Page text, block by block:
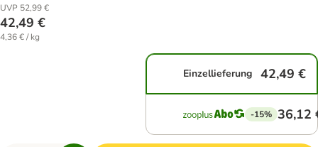
UVP 52,99 €
42,49 €
4,36 € / kg
Einzellieferung 42,49 €
-15% 36,12